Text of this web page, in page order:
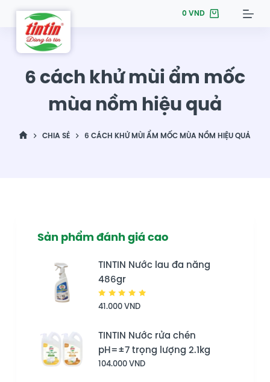
S
0VND
6 cách khử mùi ẩm mốc
mùa nồm hiệu quả
CHIA SẺ 6 CÁCH KHỬ MÙI ẨM MỐC MÙA NỒM HIỆU QUẢ
Sản phẩm đánh giá cao
TINTIN Nước lau đa năng
486gr
xếp hạng
41.000VND
TINTIN Nước rửa chén
pH=±7 trọng lượng 2.1kg
104.000VND